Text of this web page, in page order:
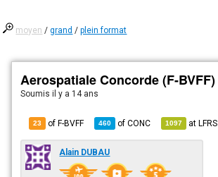
moyen /grand /plein format
Aerospatiale Concorde (F-BVFF)
Soumisil y a 14 ans
23 of F-BVFF 460 ofCONC 1097 atLFRS
Alain DUBAU